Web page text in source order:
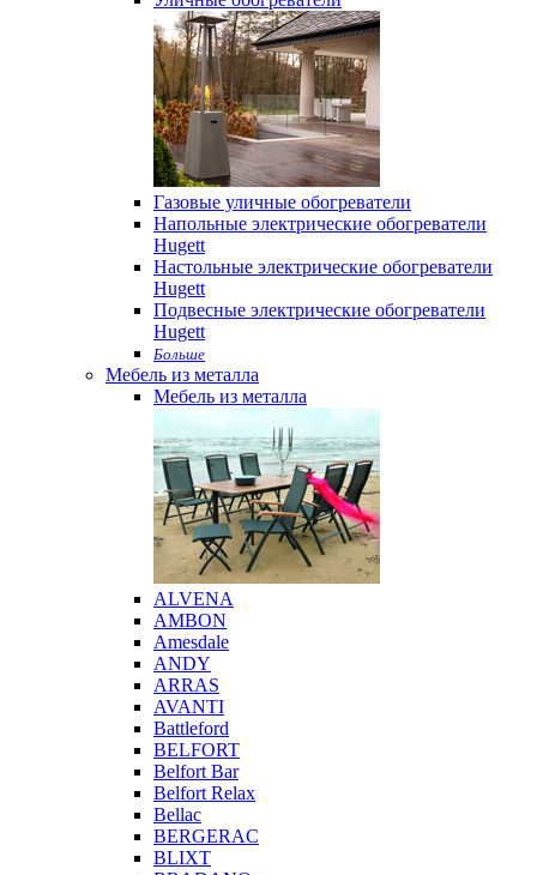
Газовые уличные обогреватели
Напольные электрические обогреватели
Hugett
Настольные электрические обогреватели
Hugett
Подвесные электрические обогреватели
Hugett
Больше
Мебель из металла
Мебель из металла
ALVENA
AMBON
Amesdale
ANDY
ARRAS
AVANTI
Battleford
BELFORT
Belfort Bar
Belfort Relax
Bellac
BERGERAC
BLIXT